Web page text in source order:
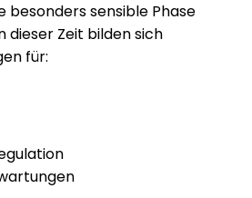
besonders sensible Phase
dieser Zeit bilden sich
für: